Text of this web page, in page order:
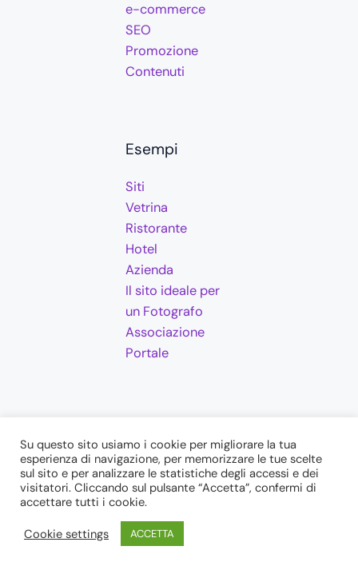
e-commerce
SEO
Promozione
Contenuti
Esempi
Siti
Vetrina
Ristorante
Hotel
Azienda
Il sito ideale per
un Fotografo
Associazione
Portale
Chi Siamo
Contattaci
FAQs
La mappa del sito
Privacy
Su questo sito usiamo i cookie per migliorare la tua
esperienza di navigazione, per memorizzare le tue scelte
sul sito e per analizzare le statistiche degli accessi e dei
visitatori. Cliccando sul pulsante “Accetta”, confermi di
accettare tutti i cookie.
Cookie settings
ACCETTA